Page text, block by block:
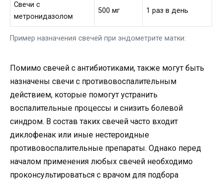
Пример назначения свечей при эндометрите матки:
Свечи с
метронидазолом
500 мг 1 раз в день
Помимо свечей с антибиотиками, также могут быть
назначены свечи с противовоспалительным
действием, которые помогут устранить
воспалительные процессы и снизить болевой
синдром. В состав таких свечей часто входит
диклофенак или иные нестероидные
противовоспалительные препараты. Однако перед
началом применения любых свечей необходимо
проконсультироваться с врачом для подбора